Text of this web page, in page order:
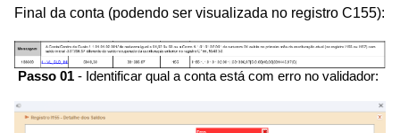
Final da conta (podendo ser visualizada no registro C155):
Passo 01 - Identificar qual a conta está com erro no validador: